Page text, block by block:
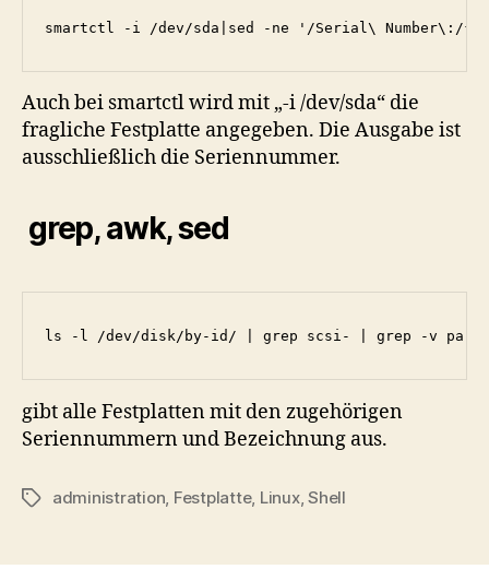
smartctl -i /dev/sda|sed -ne '/Serial\
Auch bei smartctl wird mit „-i /dev/sda“ die
fragliche Festplatte angegeben. Die Ausgabe ist
ausschließlich die Seriennummer.
grep, awk, sed
ls -l /dev/disk/by-id/ | grep scsi- | grep -v
gibt alle Festplatten mit den zugehörigen
Seriennummern und Bezeichnung aus.
Schlagwörter
administration, Festplatte, Linux,Shell